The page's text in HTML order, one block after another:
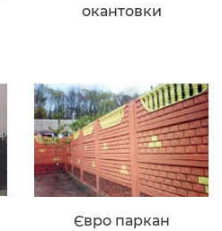
окантовки
Євро паркан